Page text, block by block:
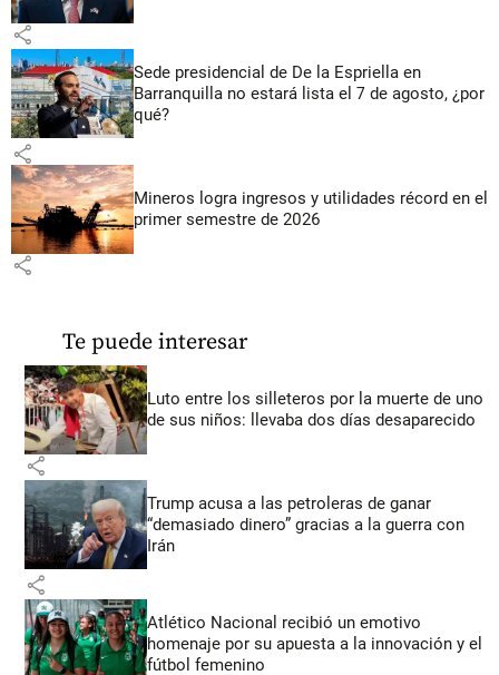
share
Sede presidencial de De la Espriella en
Barranquilla no estará lista el 7 de agosto, ¿por
qué?
share
Mineros logra ingresos y utilidades récord en el
primer semestre de 2026
share
Te puede interesar
Luto entre los silleteros por la muerte de uno
de sus niños: llevaba dos días desaparecido
share
Trump acusa a las petroleras de ganar
“demasiado dinero” gracias a la guerra con
Irán
share
Atlético Nacional recibió un emotivo
homenaje por su apuesta a la innovación y el
fútbol femenino